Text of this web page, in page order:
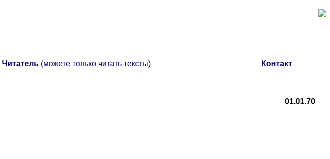
Читатель (можете только читать тексты) Контакт
01.01.70